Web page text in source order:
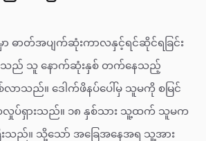
ဓာတ်အပျက်ဆုံးကာလနှင့်ရင်ဆိုင်ရခြင်း
သည် သူ နောက်ဆုံးနှစ် တက်နေသည့်
စ်လာသည်။ ဒေါက်ဖိနပ်ပေါ်မှ သူမကို စမြင်
ရှားသည်။ ၁၈ နှစ်သား သူ့ထက် သူမက
သည်။ သို့သော် အခြေအနေအရ သူ့အား